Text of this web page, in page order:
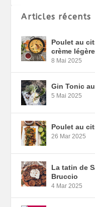
Articles récents
Poulet au
crème légère
8 Mai 2025
Gin Tonic
5 Mai 2025
Poulet au
26 Mar 2025
La tatin de
Bruccio
4 Mar 2025